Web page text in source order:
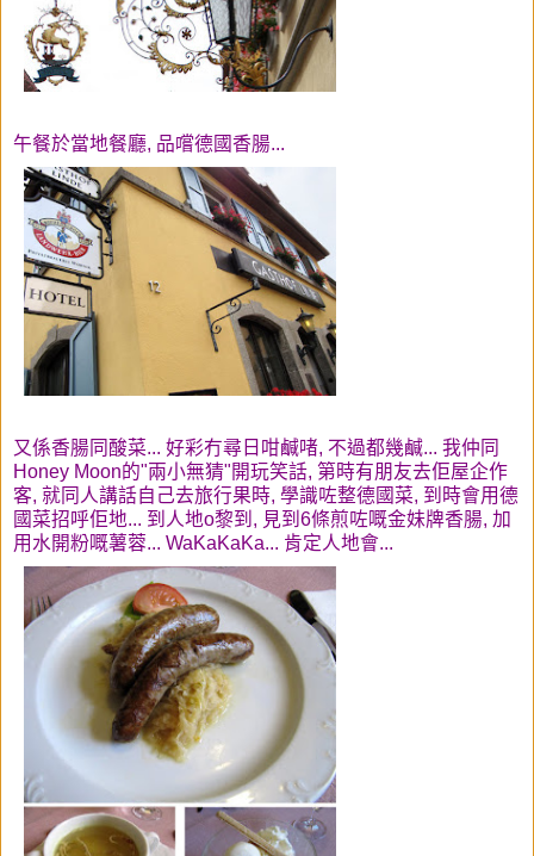
午餐於當地餐廳, 品嚐德國香腸...
又係香腸同酸菜... 好彩冇尋日咁鹹啫, 不過都幾鹹... 我仲同
Honey Moon的"兩小無猜"開玩笑話, 第時有朋友去佢屋企作
客, 就同人講話自己去旅行果時, 學識咗整德國菜, 到時會用德
國菜招呼佢地... 到人地o黎到, 見到6條煎咗嘅金妹牌香腸, 加
用水開粉嘅薯蓉... WaKaKaKa... 肯定人地會...